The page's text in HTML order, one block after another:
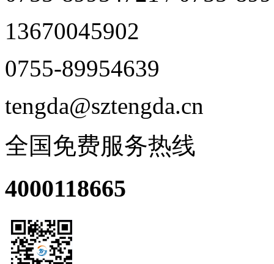
13670045902
0755-89954639
tengda@sztengda.cn
全国免费服务热线
4000118665